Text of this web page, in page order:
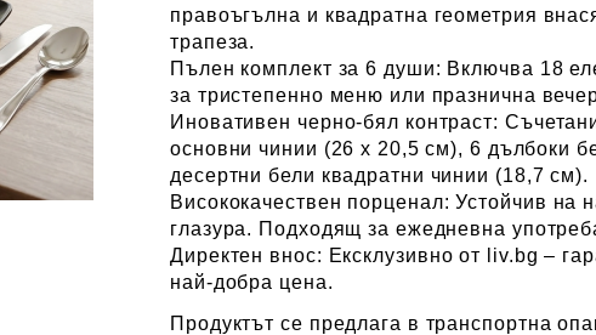
правоъгълна и квадратна геометрия
трапеза.
Пълен комплект за 6 души: Включва 18
за тристепенно меню или празнична
Иновативен черно-бял контраст:
основни чинии (26 х 20,5 см), 6 дълбоки
десертни бели квадратни чинии (18,7 см).
Висококачествен порценал: Устойчив на
глазура. Подходящ за ежедневна
Директен внос: Ексклузивно от liv.bg –
най-добра цена.
​Продуктът се предлага в транспортна